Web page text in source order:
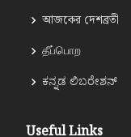
আজকের দেশব্রতী
தீப்பொற
ಕನ್ನಡ ಲಿಬರೇಶನ್
Useful Links